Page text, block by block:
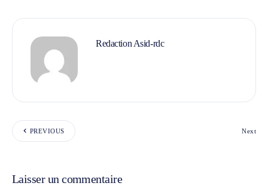
Redaction Asid-rdc
PREVIOUS Next
Laisser un commentaire